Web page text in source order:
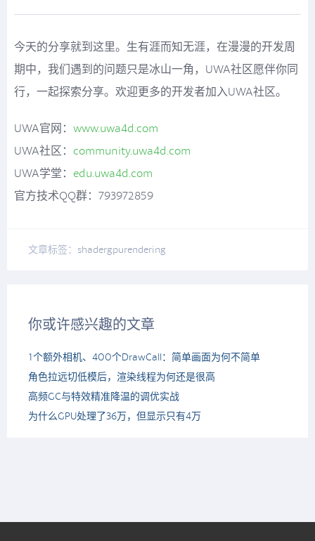
今天的分享就到这里。生有涯而知无涯，在漫漫的开发周
期中，我们遇到的问题只是冰山一角，UWA社区愿伴你同
行，一起探索分享。欢迎更多的开发者加入UWA社区。
UWA官网： www.uwa4d.com
UWA社区： community.uwa4d.com
UWA学堂： edu.uwa4d.com
官方技术QQ群：793972859
文章标签： shadergpurendering
你或许感兴趣的文章
1个额外相机、400个DrawCall：简单画面为何不简单
角色拉远切低模后，渲染线程为何还是很高
高频GC与特效精准降温的调优实战
为什么GPU处理了36万，但显示只有4万